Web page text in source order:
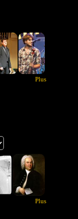
Plus
Plus